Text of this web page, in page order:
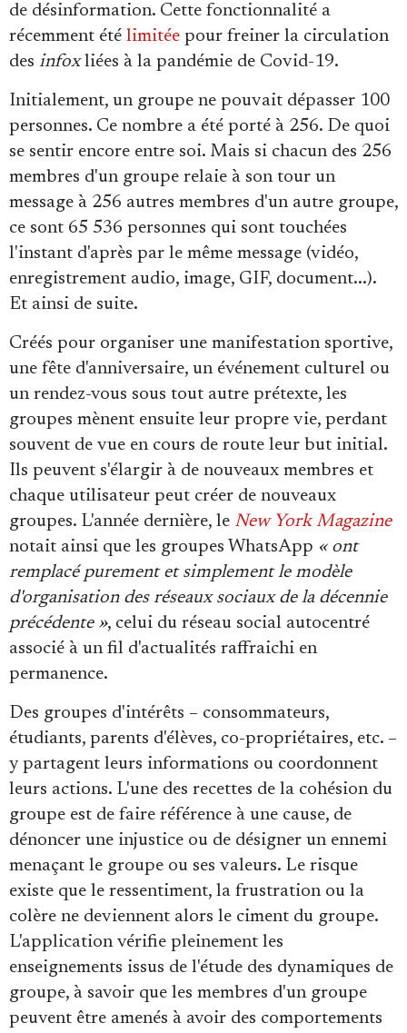
de désinformation. Cette fonctionnalité a
récemment été limitée pour freiner la circulation
des infoxliées à la pandémie de Covid-19.
Initialement, un groupe ne pouvait dépasser 100
personnes. Ce nombre a été porté à 256. De quoi
se sentir encore entre soi. Mais si chacun des 256
membres d'un groupe relaie à son tour un
message à 256 autres membres d'un autre groupe,
ce sont 65 536 personnes qui sont touchées
l'instant d'après par le même message (vidéo,
enregistrement audio, image, GIF, document...).
Et ainsi de suite.
Créés pour organiser une manifestation sportive,
une fête d'anniversaire, un événement culturel ou
un rendez-vous sous tout autre prétexte, les
groupes mènent ensuite leur propre vie, perdant
souvent de vue en cours de route leur but initial.
Ils peuvent s'élargir à de nouveaux membres et
chaque utilisateur peut créer de nouveaux
groupes. L'année dernière, le New York Magazine
notait ainsi que les groupes WhatsApp « ont
remplacé purement et simplement le modèle
d'organisation des réseaux sociaux de la décennie
précédente », celui du réseau social autocentré
associé à un fil d'actualités raffraichi en
permanence.
Des groupes d'intérêts – consommateurs,
étudiants, parents d'élèves, co-propriétaires, etc. –
y partagent leurs informations ou coordonnent
leurs actions. L'une des recettes de la cohésion du
groupe est de faire référence à une cause, de
dénoncer une injustice ou de désigner un ennemi
menaçant le groupe ou ses valeurs. Le risque
existe que le ressentiment, la frustration ou la
colère ne deviennent alors le ciment du groupe.
L'application vérifie pleinement les
enseignements issus de l'étude des dynamiques de
groupe, à savoir que les membres d'un groupe
peuvent être amenés à avoir des comportements